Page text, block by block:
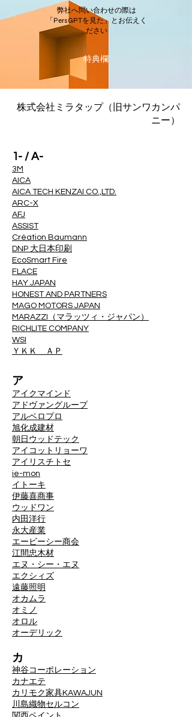
弊社へ問い合わせの際は
「PersGPTを見た」とお伝えく
ださい
​特典欄
株式会社ミラタップ（旧サンワカンパ
ニー）
1- / A-
3M
AICA
AICA TECH KENZAI CO.,LTD.
ARC-X
AFJ
ASSIST
Création Baumann
DNP 大日本印刷
EcoSmart Fire
FLACE
HAY JAPAN
HONEST AND PARTNERS
MAGO MOTORS JAPAN
MARAZZI（マラッツィ・ジャパン）
RICHLITE COMPANY
WSI
ＹＫＫ ＡＰ
ア
アイクマインド
アドヴァングループ
アルベロプロ
旭化成建材
朝日ウッドテック
アイコットリョーワ
アイリスチトセ
ie-mon
イトーキ
伊藤喜商事
ウッドワン
内田洋行
永大産業
エービーシー商会
江間忠木材
エヌ・シー・エヌ
エクシィズ
遠藤照明
オカムラ
オミノ
オロル
オーデリック
カ
神谷コーポレーション
カナエテ
カリモク家具KAWAJUN
川島織物セルコン